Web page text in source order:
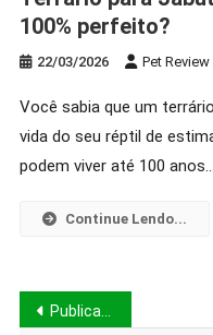
100% perfeito?
22/03/2026 Pet Review
Você sabia que um
vida do seu réptil de
podem viver até 100 anos…
Continue Lendo...
Navegação
Publicações mais antigas